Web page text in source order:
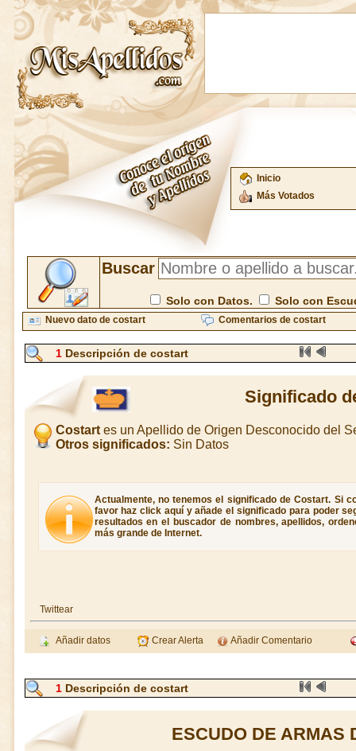
Inicio
Más Votados
Buscar
Solo con Datos. Solo con
Nuevo dato de costart Comentarios de costart
1 Descripción de costart
Significado
Costartes un Apellido de Origen Desconocido del
Otros significados: Sin Datos
Actualmente, no tenemos el significado de Costart. Si
favor haz click aquí y añade el significado para poder
resultados en el buscador de nombres, apellidos,
más grande de Internet.
Twittear
Añadir datos Crear Alerta Añadir Comentario
1 Descripción de costart
ESCUDO DE ARMAS